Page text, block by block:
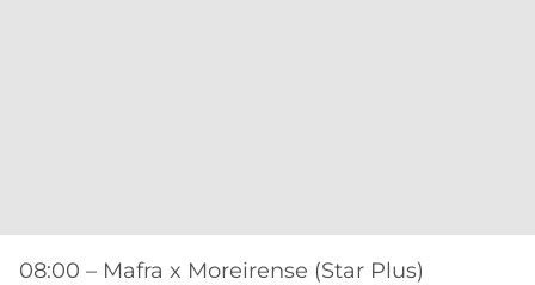
08:00 – Mafra x Moreirense (Star Plus)